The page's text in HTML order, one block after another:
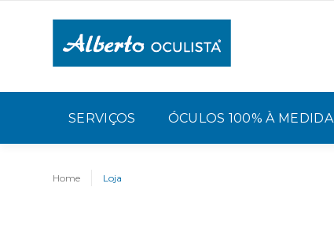
SERVIÇOS ÓCULOS 100% À MEDIDA
Home Loja